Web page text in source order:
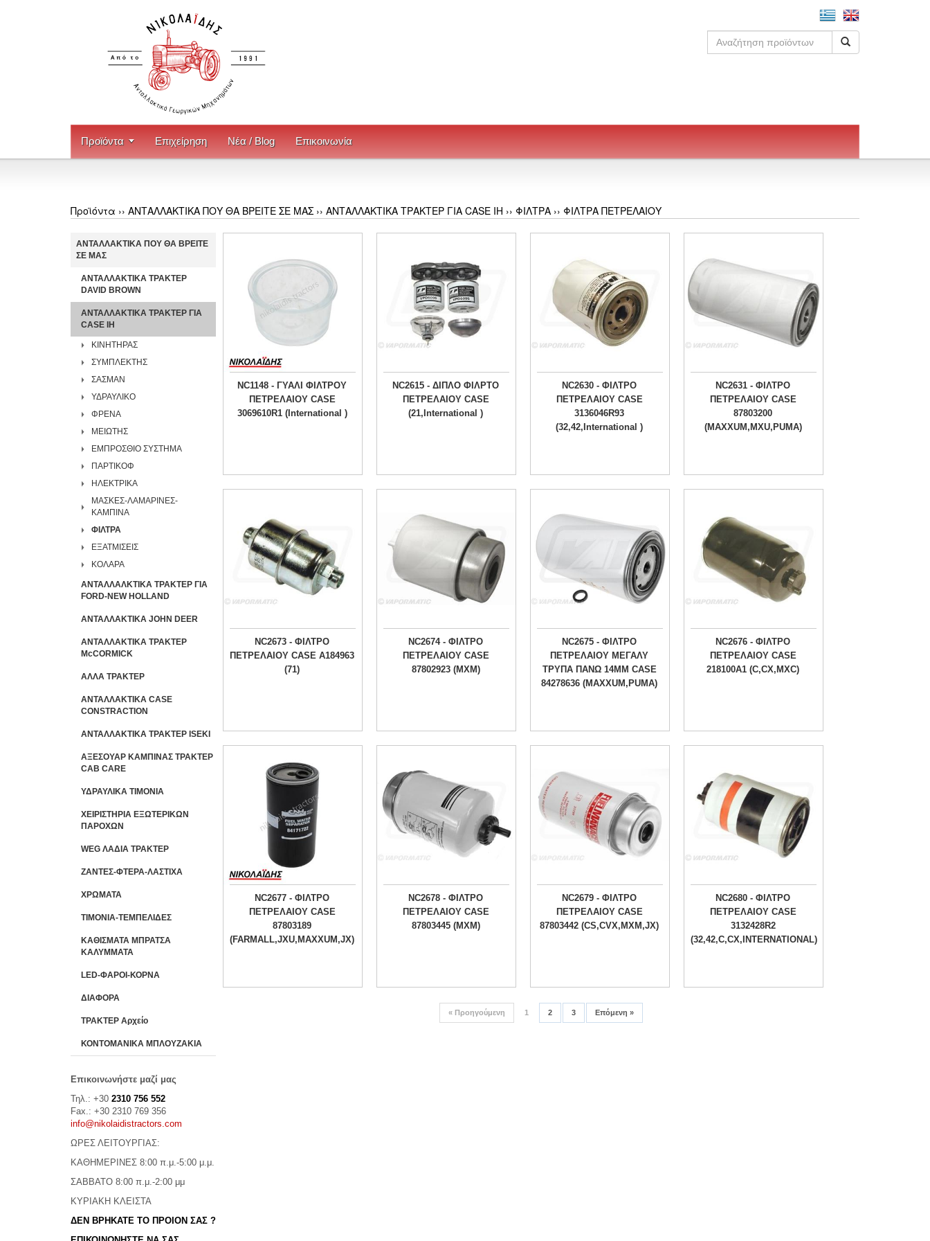
Προϊόντα Επιχείρηση Νέα / Blog Επικοινωνία
Προϊόντα ›› ΑΝΤΑΛΛΑΚΤΙΚΑ ΠΟΥ ΘΑ ΒΡΕΙΤΕ ΣΕ ΜΑΣ ›› ΑΝΤΑΛΛΑΚΤΙΚΑ ΤΡΑΚΤΕΡ ΓΙΑ CASE IH ›› ΦΙΛΤΡΑ ›› ΦΙΛΤΡΑ ΠΕΤΡΕΛΑΙΟΥ
ΑΝΤΑΛΛΑΚΤΙΚΑ ΠΟΥ ΘΑ ΒΡΕΙΤΕ
ΣΕ ΜΑΣ
ΑΝΤΑΛΛΑΚΤΙΚΑ ΤΡΑΚΤΕΡ
DAVID BROWN
ΑΝΤΑΛΛΑΚΤΙΚΑ ΤΡΑΚΤΕΡ ΓΙΑ
CASE IH
ΚΙΝΗΤΗΡΑΣ
ΣΥΜΠΛΕΚΤΗΣ
ΣΑΣΜΑΝ
ΥΔΡΑΥΛΙΚΟ
ΦΡΕΝΑ
ΜΕΙΩΤΗΣ
ΕΜΠΡΟΣΘΙΟ ΣΥΣΤΗΜΑ
ΠΑΡΤΙΚΟΦ
ΗΛΕΚΤΡΙΚΑ
ΜΑΣΚΕΣ-ΛΑΜΑΡΙΝΕΣ-
ΚΑΜΠΙΝΑ
ΦΙΛΤΡΑ
ΕΞΑΤΜΙΣΕΙΣ
ΚΟΛΑΡΑ
ΑΝΤΑΛΛΑΛΚΤΙΚΑ ΤΡΑΚΤΕΡ ΓΙΑ
FORD-NEW HOLLAND
ΑΝΤΑΛΛΑΚΤΙΚΑ JOHN DEER
ΑΝΤΑΛΛΑΚΤΙΚΑ ΤΡΑΚΤΕΡ
McCORMICK
ΑΛΛΑ ΤΡΑΚΤΕΡ
ΑΝΤΑΛΛΑΚΤΙΚΑ CASE
CONSTRACTION
ΑΝΤΑΛΛΑΚΤΙΚΑ ΤΡΑΚΤΕΡ ISEKI
ΑΞΕΣΟΥΑΡ ΚΑΜΠΙΝΑΣ ΤΡΑΚΤΕΡ
CAB CARE
ΥΔΡΑΥΛΙΚΑ ΤΙΜΟΝΙΑ
ΧΕΙΡΙΣΤΗΡΙA ΕΞΩΤΕΡΙΚΩΝ
ΠΑΡΟΧΩΝ
WEG ΛΑΔΙΑ ΤΡΑΚΤΕΡ
ΖΑΝΤΕΣ-ΦΤΕΡΑ-ΛΑΣΤΙΧΑ
ΧΡΩΜΑΤΑ
ΤΙΜΟΝΙΑ-ΤΕΜΠΕΛΙΔΕΣ
ΚΑΘΙΣΜΑΤΑ ΜΠΡΑΤΣΑ
ΚΑΛΥΜΜΑΤΑ
LED-ΦΑΡΟΙ-ΚΟΡΝΑ
ΔΙΑΦΟΡΑ
ΤΡΑΚΤΕΡ Αρχείο
ΚΟΝΤΟΜΑΝΙΚΑ ΜΠΛΟΥΖΑΚΙΑ
Επικοινωνήστε μαζί μας
Τηλ.: +30 2310 756 552
Fax.: +30 2310 769 356
info@nikolaidistractors.com
ΩΡΕΣ ΛΕΙΤΟΥΡΓΙΑΣ:
ΚΑΘΗΜΕΡΙΝΕΣ 8:00 π.μ.-5:00 μ.μ.
ΣΑΒΒΑΤΟ 8:00 π.μ.-2:00 μμ
ΚΥΡΙΑΚΗ ΚΛΕΙΣΤΑ
ΔΕΝ ΒΡΗΚΑΤΕ ΤΟ ΠΡΟΙΟΝ ΣΑΣ ?
NC1148 - ΓΥΑΛΙ ΦΙΛΤΡΟΥ
ΠΕΤΡΕΛΑΙΟΥ CASE
3069610R1 (International )
NC2615 - ΔΙΠΛΟ ΦΙΛΡΤΟ
ΠΕΤΡΕΛΑΙΟΥ CASE
(21,International )
NC2630 - ΦΙΛΤΡΟ
ΠΕΤΡΕΛΑΙΟΥ CASE
3136046R93
(32,42,International )
NC2631 - ΦΙΛΤΡΟ
ΠΕΤΡΕΛΑΙΟΥ CASE
87803200
(MAXXUM,MXU,PUMA)
NC2673 - ΦΙΛΤΡΟ
ΠΕΤΡΕΛΑΙΟΥ CASE A184963
(71)
NC2674 - ΦΙΛΤΡΟ
ΠΕΤΡΕΛΑΙΟΥ CASE
87802923 (MXM)
NC2675 - ΦΙΛΤΡΟ
ΠΕΤΡΕΛΑΙΟΥ ΜΕΓΑΛΥ
ΤΡΥΠΑ ΠΑΝΩ 14ΜΜ CASE
84278636 (MAXXUM,PUMA)
NC2676 - ΦΙΛΤΡΟ
ΠΕΤΡΕΛΑΙΟΥ CASE
218100A1 (C,CX,MXC)
NC2677 - ΦΙΛΤΡΟ
ΠΕΤΡΕΛΑΙΟΥ CASE
87803189
(FARMALL,JXU,MAXXUM,JX)
NC2678 - ΦΙΛΤΡΟ
ΠΕΤΡΕΛΑΙΟΥ CASE
87803445 (MXM)
NC2679 - ΦΙΛΤΡΟ
ΠΕΤΡΕΛΑΙΟΥ CASE
87803442 (CS,CVX,MXM,JX)
NC2680 - ΦΙΛΤΡΟ
ΠΕΤΡΕΛΑΙΟΥ CASE
3132428R2
(32,42,C,CX,INTERNATIONAL)
« Προηγούμενη 1 2 3 Επόμενη »